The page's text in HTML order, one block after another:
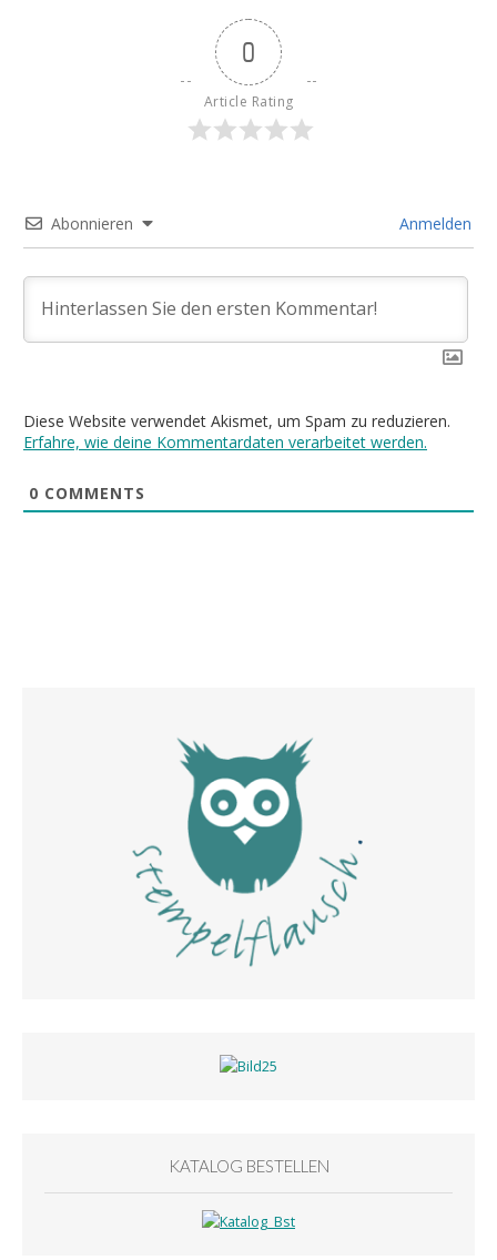
0
Article Rating
Abonnieren Anmelden
Diese Website verwendet Akismet, um Spam zu reduzieren.
Erfahre, wie deine Kommentardaten verarbeitet werden.
0 COMMENTS
KATALOG BESTELLEN